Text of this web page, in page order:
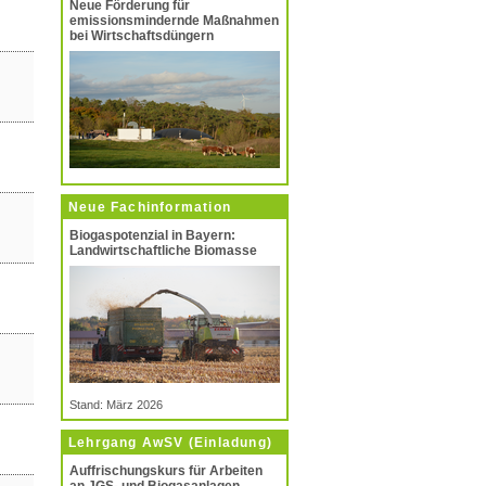
Neue Förderung für
emissionsmindernde Maßnahmen
bei Wirtschaftsdüngern
Neue Fachinformation
Biogaspotenzial in Bayern:
Landwirtschaftliche Biomasse
Stand: März 2026
Lehrgang AwSV (Einladung)
Auffrischungskurs für Arbeiten